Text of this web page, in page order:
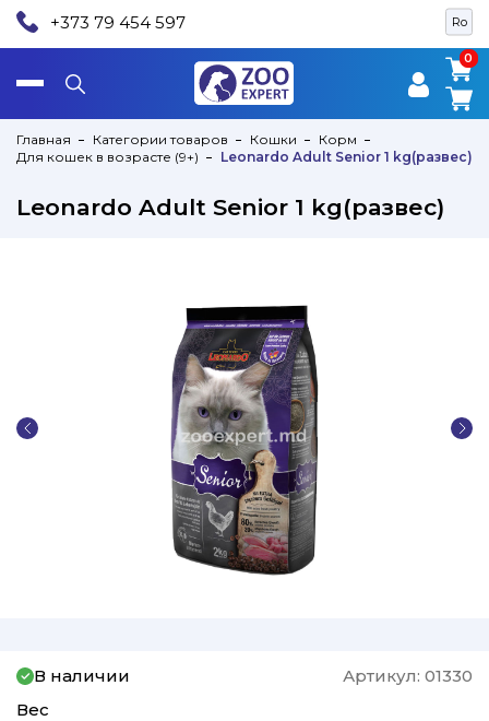
Ro
+373 79 454 597
0
0
Главная Категории товаров Кошки
Корм
Для кошек в возрасте (9+)
Leonardo Adult Senior 1 kg(развес)
Leonardo Adult Senior 1 kg(развес)
В наличии Артикул: 01330
Вес